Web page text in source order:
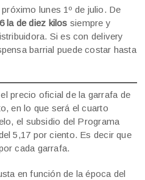
lunes 1º de julio. De
la de diez kilos siempre y
Si es con delivery
barrial puede costar hasta
precio oficial de la garrafa de
en lo que será el cuarto
el subsidio del Programa
5,17 por ciento. Es decir que
cada garrafa.
en función de la época del